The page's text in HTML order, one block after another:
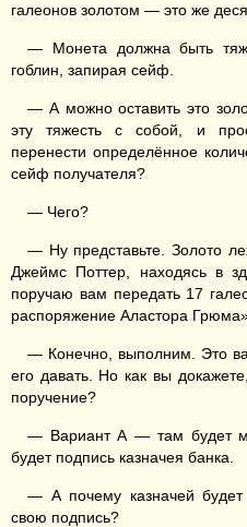
галеонов золотом — это же
— Монета должна быть
гоблин, запирая сейф.
— А можно оставить это
эту тяжесть с собой, и
перенести определённое
сейф получателя?
— Чего?
— Ну представьте. Золото
Джеймс Поттер, находясь в
поручаю вам передать 17
распоряжение Аластора
— Конечно, выполним. Это
его давать. Но как вы
поручение?
— Вариант А — там будет
будет подпись казначея банка.
— А почему казначей будет
свою подпись?